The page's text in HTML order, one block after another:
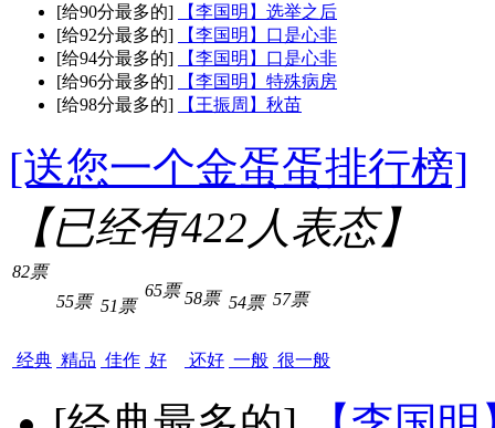
[给90分最多的]
【李国明】选举之后
[给92分最多的]
【李国明】口是心非
[给94分最多的]
【李国明】口是心非
[给96分最多的]
【李国明】特殊病房
[给98分最多的]
【王振周】秋苗
[送您一个金蛋蛋排行榜]
【已经有422人表态】
82票
经典
55票
精品
51票
佳作
65票
好
58票
还好
54票
一般
57票
很一般